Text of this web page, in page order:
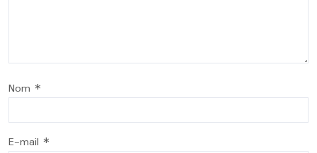
Nom *
E-mail *